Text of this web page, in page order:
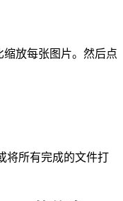
放每张图片。然后点
将所有完成的文件打